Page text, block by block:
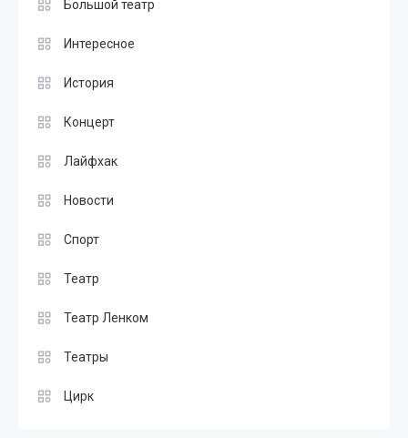
Большой театр
Интересное
История
Концерт
Лайфхак
Новости
Спорт
Театр
Театр Ленком
Театры
Цирк